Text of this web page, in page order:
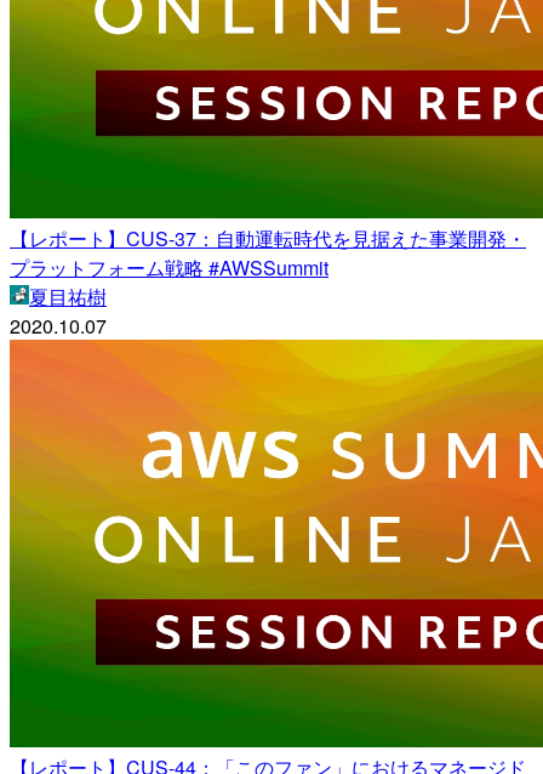
【レポート】CUS-37：自動運転時代を見据えた事業開発・
プラットフォーム戦略 #AWSSummit
夏目祐樹
2020.10.07
【レポート】CUS-44：「このファン」におけるマネージド